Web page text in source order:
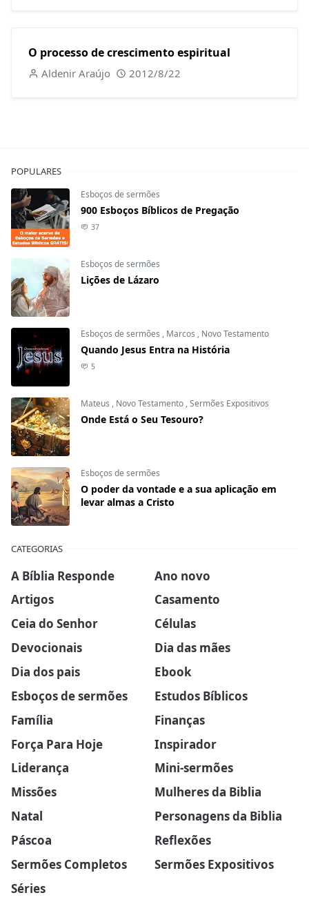
O processo de crescimento espiritual
Aldenir Araújo 2012/8/22
POPULARES
Esboços de sermões
900 Esboços Bíblicos de Pregação
37
Esboços de sermões
Lições de Lázaro
Esboços de sermões , Marcos , Novo Testamento
Quando Jesus Entra na História
5
Mateus , Novo Testamento ,Sermões Expositivos
Onde Está o Seu Tesouro?
Esboços de sermões
O poder da vontade e a sua aplicação em
levar almas a Cristo
CATEGORIAS
A Bíblia Responde
Ano novo
Artigos
Casamento
Ceia do Senhor
Células
Devocionais
Dia das mães
Dia dos pais
Ebook
Esboços de sermões
Estudos Bíblicos
Família
Finanças
Força Para Hoje
Inspirador
Liderança
Mini-sermões
Missões
Mulheres da Biblia
Natal
Personagens da Biblia
Páscoa
Reflexões
Sermões Completos
Sermões Expositivos
Séries